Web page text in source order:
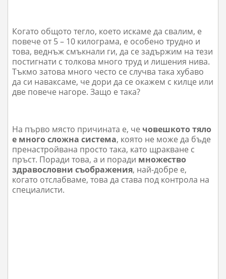
Когато общото тегло, което искаме да свалим, е
повече от 5 – 10 килограма, е особено трудно и
това, веднъж смъкнали ги, да се задържим на тези
постигнати с толкова много труд и лишения нива.
Тъкмо затова много често се случва така хубаво
да си наваксаме, че дори да се окажем с килце или
две повече нагоре. Защо е така?
На първо място причината е, че човешкото тяло
е много сложна система, която не може да бъде
пренастройвана просто така, като щракване с
пръст. Поради това, а и поради множество
здравословни съображения, най-добре е,
когато отслабваме, това да става под контрола на
специалисти.